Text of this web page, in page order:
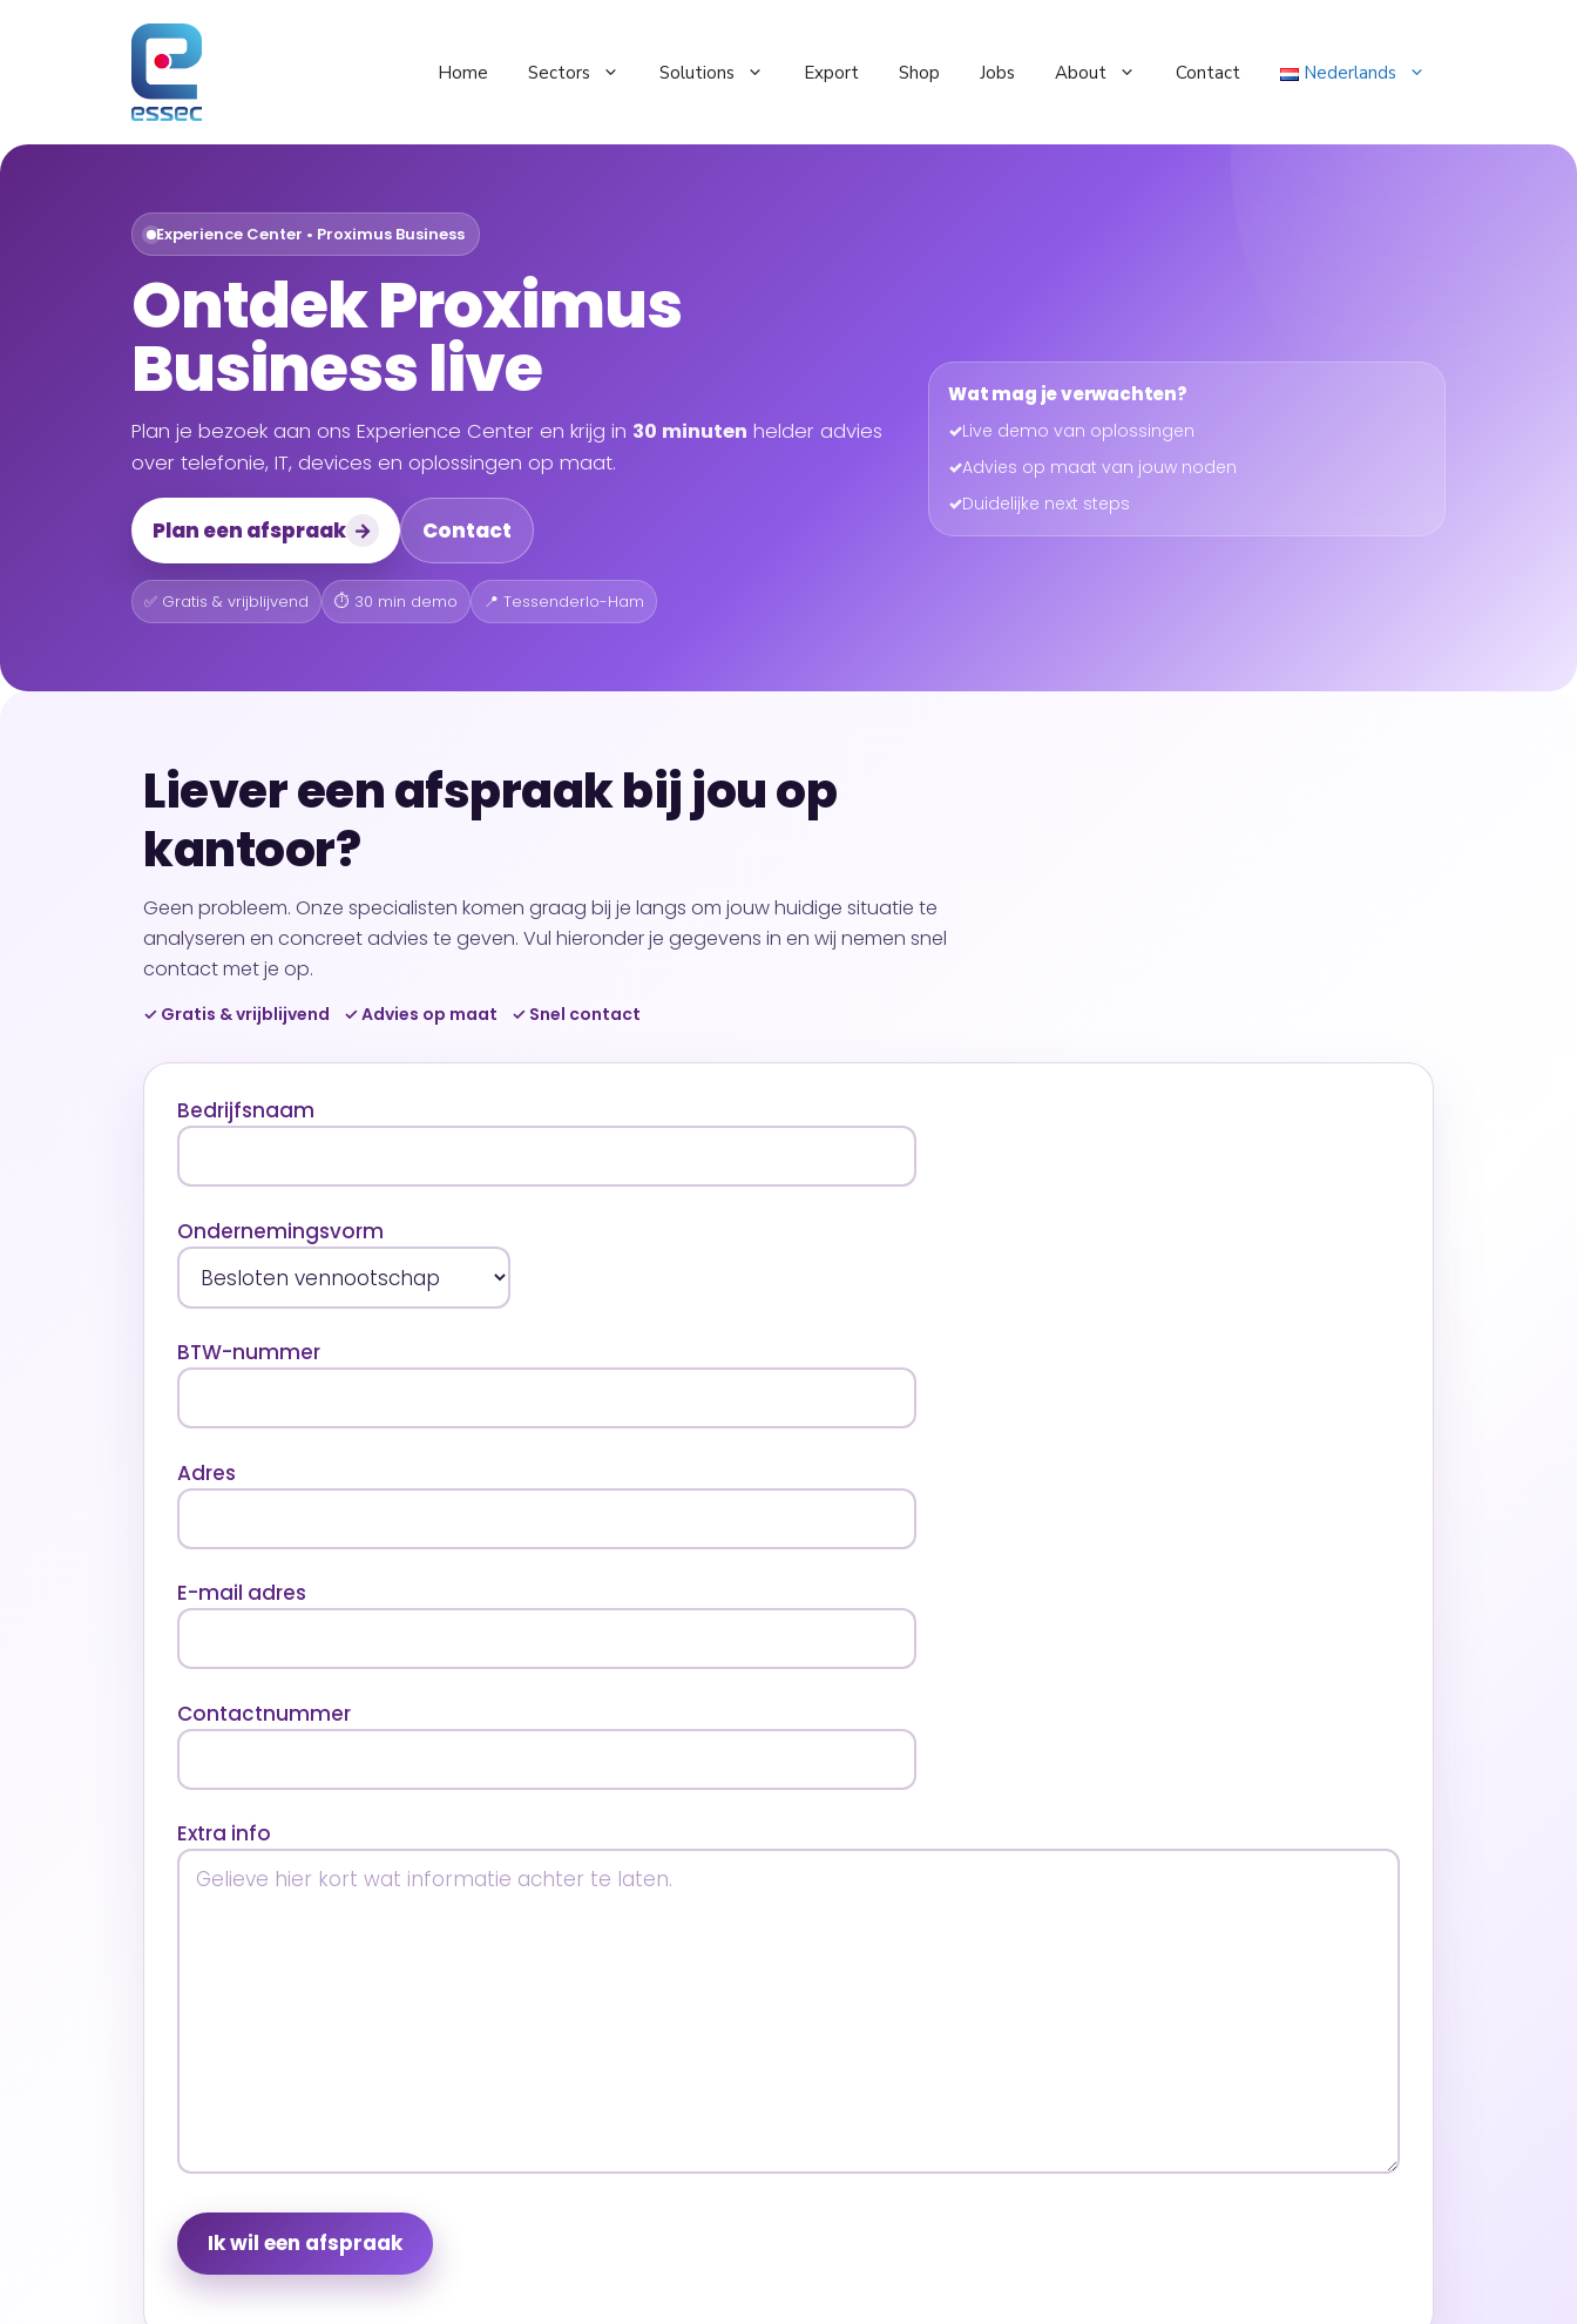
Home Sectors Solutions Export Shop Jobs About Contact Nederlands
Experience Center • Proximus Business
Ontdek Proximus
Business live
Plan je bezoek aan ons Experience Center en krijg in 30 minuten helder advies
over telefonie, IT, devices en oplossingen op maat.
Plan een afspraak → Contact
✅ Gratis & vrijblijvend ⏱️ 30 min demo 📍 Tessenderlo-Ham
Wat mag je verwachten?
✓Live demo van oplossingen
✓Advies op maat van jouw noden
✓Duidelijke next steps
Liever een afspraak bij jou op
kantoor?
Geen probleem. Onze specialisten komen graag bij je langs om jouw huidige situatie te
analyseren en concreet advies te geven. Vul hieronder je gegevens in en wij nemen snel
contact met je op.
✓ Gratis & vrijblijvend ✓ Advies op maat ✓ Snel contact
Bedrijfsnaam
Ondernemingsvorm
BTW-nummer
Adres
E-mail adres
Contactnummer
Extra info